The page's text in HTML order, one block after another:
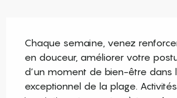
Chaque semaine, venez
en douceur, améliorer votre
d’un moment de bien-être dans
exceptionnel de la plage.